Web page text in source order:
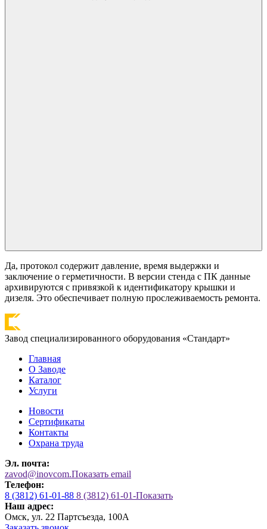
Да, протокол содержит давление, время выдержки и
заключение о герметичности. В версии стенда с ПК данные
архивируются с привязкой к идентификатору крышки и
дизеля. Это обеспечивает полную прослеживаемость ремонта.
Завод специализированного оборудования «Стандарт»
Главная
О Заводе
Каталог
Услуги
Новости
Сертификаты
Контакты
Охрана труда
Эл. почта:
zavod@inovcom.Показать email
Телефон:
8 (3812) 61-01-88 8 (3812) 61-01-Показать
Наш адрес:
Омск, ул. 22 Партсъезда, 100А